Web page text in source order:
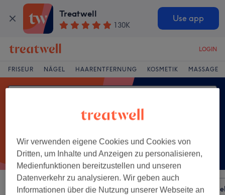
Treatwell
130K
Use app
LOGIN
FRISEUR NÄGEL HAARENTFERNUNG KOSMETIK MASSAGE
Sortieren nach Besonderheiten Salons
Wir verwenden eigene Cookies und Cookies von
Dritten, um Inhalte und Anzeigen zu personalisieren,
Medienfunktionen bereitzustellen und unseren
Datenverkehr zu analysieren. Wir geben auch
Informationen über die Nutzung unserer Webseite an